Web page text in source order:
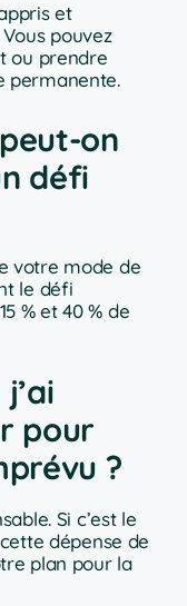
et
pouvez
ou prendre
permanente.
on
défi
votre mode de
le défi
% et 40 % de
pour
?
Si c’est le
dépense de
plan pour la